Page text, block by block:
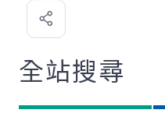
喜
歡
全站搜尋